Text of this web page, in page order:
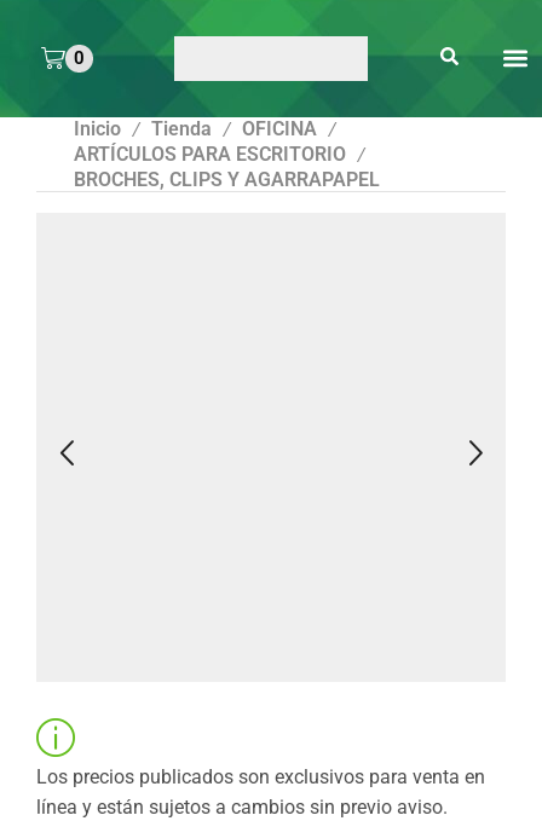
0
Inicio / Tienda / OFICINA /
ARTÍCULOS PARA ESCRITORIO /
BROCHES, CLIPS Y AGARRAPAPEL
Los precios publicados son exclusivos para venta en
línea y están sujetos a cambios sin previo aviso.